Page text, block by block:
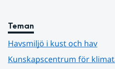
Teman
Havsmiljö i kust och hav
Kunskapscentrum för